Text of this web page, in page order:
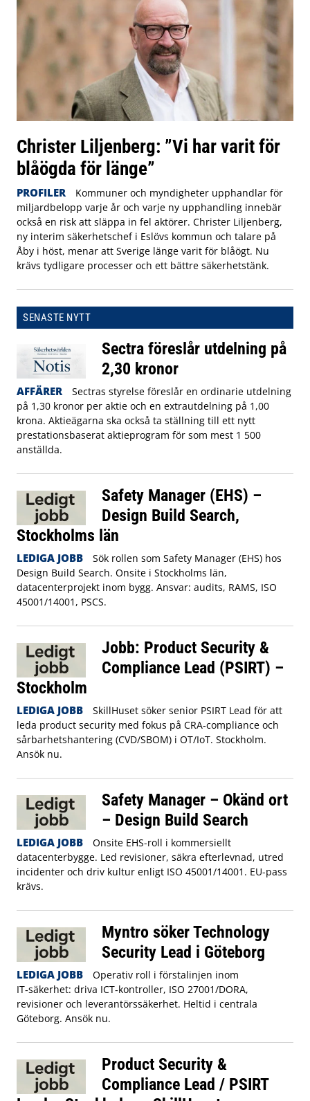
Christer Liljenberg: ”Vi har varit för
blåögda för länge”
PROFILER
Kommuner och myndigheter upphandlar för
miljardbelopp varje år och varje ny upphandling innebär
också en risk att släppa in fel aktörer. Christer Liljenberg,
ny interim säkerhetschef i Eslövs kommun och talare på
Åby i höst, menar att Sverige länge varit för blåögt. Nu
krävs tydligare processer och ett bättre säkerhetstänk.
SENASTE NYTT
Sectra föreslår utdelning på
2,30 kronor
AFFÄRER
Sectras styrelse föreslår en ordinarie utdelning
på 1,30 kronor per aktie och en extrautdelning på 1,00
krona. Aktieägarna ska också ta ställning till ett nytt
prestationsbaserat aktieprogram för som mest 1 500
anställda.
Safety Manager (EHS) –
Design Build Search,
Stockholms län
LEDIGA JOBB
Sök rollen som Safety Manager (EHS) hos
Design Build Search. Onsite i Stockholms län,
datacenterprojekt inom bygg. Ansvar: audits, RAMS, ISO
45001/14001, PSCS.
Jobb: Product Security &
Compliance Lead (PSIRT) –
Stockholm
LEDIGA JOBB
SkillHuset söker senior PSIRT Lead för att
leda product security med fokus på CRA‑compliance och
sårbarhetshantering (CVD/SBOM) i OT/IoT. Stockholm.
Ansök nu.
Safety Manager – Okänd ort
– Design Build Search
LEDIGA JOBB
Onsite EHS-roll i kommersiellt
datacenterbygge. Led revisioner, säkra efterlevnad, utred
incidenter och driv kultur enligt ISO 45001/14001. EU-pass
krävs.
Myntro söker Technology
Security Lead i Göteborg
LEDIGA JOBB
Operativ roll i förstalinjen inom
IT‑säkerhet: driva ICT‑kontroller, ISO 27001/DORA,
revisioner och leverantörssäkerhet. Heltid i centrala
Göteborg. Ansök nu.
Product Security &
Compliance Lead / PSIRT